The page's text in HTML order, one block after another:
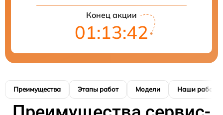
Конец акции
01:13:41
Преимущества Этапы работ Модели Наши работы